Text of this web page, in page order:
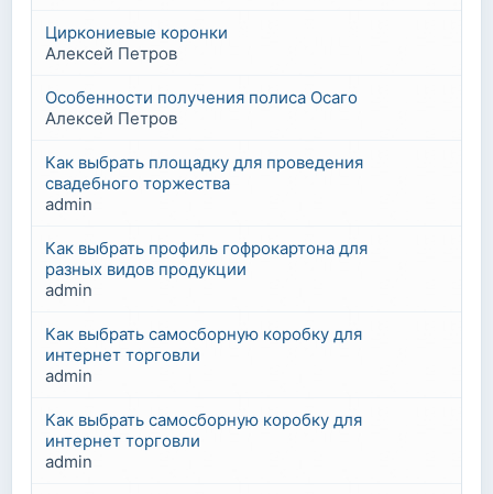
Циркониевые коронки
Алексей Петров
Особенности получения полиса Осаго
Алексей Петров
Как выбрать площадку для проведения
свадебного торжества
admin
Как выбрать профиль гофрокартона для
разных видов продукции
admin
Как выбрать самосборную коробку для
интернет торговли
admin
Как выбрать самосборную коробку для
интернет торговли
admin